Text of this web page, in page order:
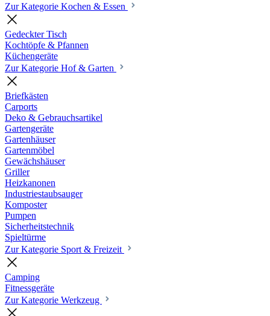
Zur Kategorie Kochen & Essen
Gedeckter Tisch
Kochtöpfe & Pfannen
Küchengeräte
Zur Kategorie Hof & Garten
Briefkästen
Carports
Deko & Gebrauchsartikel
Gartengeräte
Gartenhäuser
Gartenmöbel
Gewächshäuser
Griller
Heizkanonen
Industriestaubsauger
Komposter
Pumpen
Sicherheitstechnik
Spieltürme
Zur Kategorie Sport & Freizeit
Camping
Fitnessgeräte
Zur Kategorie Werkzeug